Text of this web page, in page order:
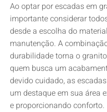
Ao optar por escadas em
importante considerar
desde a escolha do
manutenção. A
durabilidade torna o
quem busca um
devido cuidado, as
um destaque em sua área
e proporcionando conforto.